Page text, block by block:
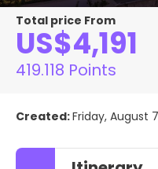
Total price From
US$4,191
419.118 Points
Created:Friday, August